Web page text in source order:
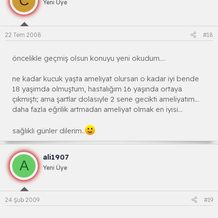
Yeni Üye
22 Tem 2008 #18
öncelikle geçmiş olsun konuyu yeni okudum....
ne kadar kucuk yaşta ameliyat olursan o kadar iyi bende
18 yaşimda olmuştum, hastalığım 16 yaşında ortaya
çıkmıştı; ama şartlar dolasıyle 2 sene gecikti ameliyatım...
daha fazla eğrilik artmadan ameliyat olmak en iyisi...
sağlıklı günler dilerim..
A
ali1907
Yeni Üye
24 Şub 2009 #19